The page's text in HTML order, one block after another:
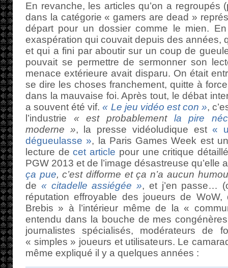
En revanche, les articles qu’on a regroupés
dans la catégorie « gamers are dead »
départ pour un dossier comme le mien. En
exaspération qui couvait depuis des années,
et qui a fini par aboutir sur un coup de
pouvait se permettre de sermonner son
menace extérieure avait disparu. On était
se dire les choses franchement, quitte à
dans la mauvaise foi. Après tout, le débat
a souvent été vif.« Le jeu vidéo est con »,
l’industrie « est probablement la pire
moderne », la presse vidéoludique est «
dégueulasse », la Paris Games Week est
lecture decet article pour une critique
PGW 2013 et de l’image désastreuse qu’elle
ça pue, c’est difforme et ça n’a aucun
de « citadelle assiégée », et j’en passe…
réputation effroyable des joueurs de
Brebis » à l’intérieur même de la «
entendu dans la bouche de mes
journalistes spécialisés, modérateurs de
« simples » joueurs et utilisateurs. Le
même expliqué il y a quelques années :